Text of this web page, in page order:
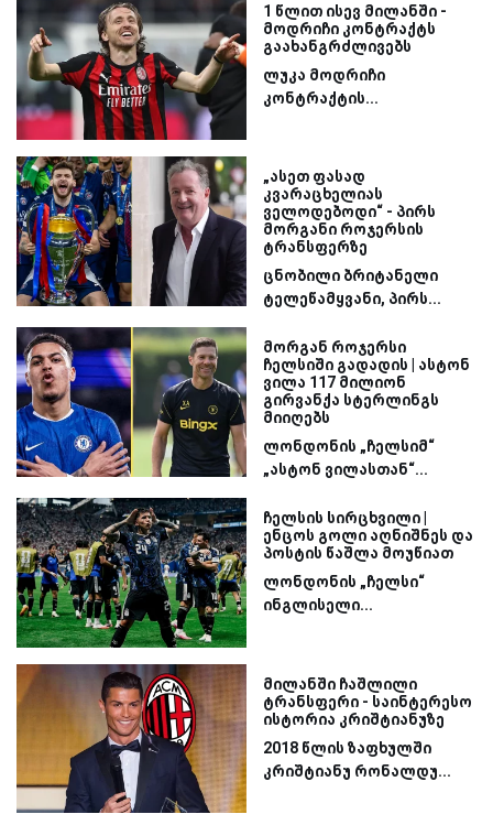
1 წლით ისევ მილანში -
მოდრიჩი კონტრაქტს
გაახანგრძლივებს
ლუკა მოდრიჩი
კონტრაქტის...
„ასეთ ფასად
კვარაცხელიას
ველოდებოდი“ - პირს
მორგანი როჯერსის
ტრანსფერზე
ცნობილი ბრიტანელი
ტელეწამყვანი, პირს...
მორგან როჯერსი
ჩელსიში გადადის | ასტონ
ვილა 117 მილიონ
გირვანქა სტერლინგს
მიიღებს
ლონდონის „ჩელსიმ“
„ასტონ ვილასთან“...
ჩელსის სირცხვილი |
ენცოს გოლი აღნიშნეს და
პოსტის წაშლა მოუწიათ
ლონდონის „ჩელსი“
ინგლისელი...
მილანში ჩაშლილი
ტრანსფერი - საინტერესო
ისტორია კრიშტიანუზე
2018 წლის ზაფხულში
კრიშტიანუ რონალდუ...